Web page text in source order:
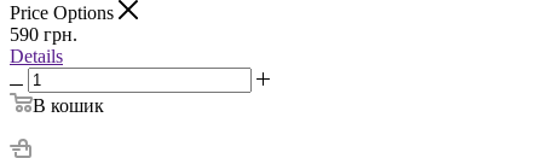
Price Options
590 грн.
Details
В кошик